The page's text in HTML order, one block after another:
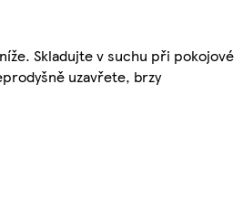
Skladujte v suchu při pokojové
uzavřete, brzy